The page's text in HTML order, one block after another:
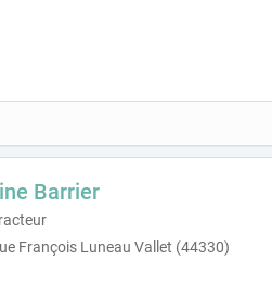
Barrier
François Luneau Vallet (44330)